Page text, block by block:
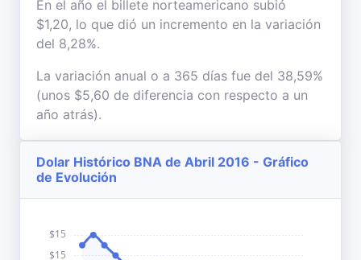
En el año el billete norteamericano subió
$1,20, lo que dió un incremento en la variación
del 8,28%.
La variación anual o a 365 días fue del 38,59%
(unos $5,60 de diferencia con respecto a un
año atrás).
Dolar Histórico BNA de Abril 2016 - Gráfico
de Evolución